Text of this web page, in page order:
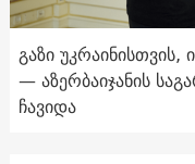
გაზი
— აზერბაიჯანის
ჩავიდა